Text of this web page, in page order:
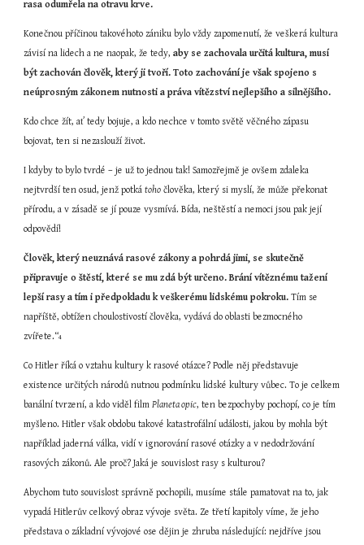
rasa odumřela na otravu krve.
Konečnou příčinou takovéhoto zániku bylo vždy zapomenutí, že veškerá kultura
závisí na lidech a ne naopak, že tedy, aby se zachovala určitá kultura, musí
být zachován člověk, který ji tvoří. Toto zachování je však spojeno s
neúprosným zákonem nutnosti a práva vítězství nejlepšího a silnějšího.
Kdo chce žít, ať tedy bojuje, a kdo nechce v tomto světě věčného zápasu
bojovat, ten si nezaslouží život.
I kdyby to bylo tvrdé – je už to jednou tak! Samozřejmě je ovšem zdaleka
nejtvrdší ten osud, jenž potká toho člověka, který si myslí, že může překonat
přírodu, a v zásadě se jí pouze vysmívá. Bída, neštěstí a nemoci jsou pak její
odpovědí!
Člověk, který neuznává rasové zákony a pohrdá jimi, se skutečně
připravuje o štěstí, které se mu zdá být určeno. Brání vítěznému tažení
lepší rasy a tím i předpokladu k veškerému lidskému pokroku. Tím se
napříště, obtížen choulostivostí člověka, vydává do oblasti bezmocného
zvířete.“4
Co Hitler říká o vztahu kultury k rasové otázce? Podle něj představuje
existence určitých národů nutnou podmínku lidské kultury vůbec. To je celkem
banální tvrzení, a kdo viděl film Planeta opic, ten bezpochyby pochopí, co je tím
myšleno. Hitler však obdobu takové katastrofální události, jakou by mohla být
například jaderná válka, vidí v ignorování rasové otázky a v nedodržování
rasových zákonů. Ale proč? Jaká je souvislost rasy s kulturou?
Abychom tuto souvislost správně pochopili, musíme stále pamatovat na to, jak
vypadá Hitlerův celkový obraz vývoje světa. Ze třetí kapitoly víme, že jeho
představa o základní vývojové ose dějin je zhruba následující: nejdříve jsou